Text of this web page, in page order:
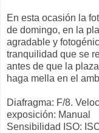
En esta ocasión la
de domingo, en la
agradable y
tranquilidad que se
antes de que la
haga mella en el
Diafragma: F/8.
exposición: Manual
Sensibilidad ISO: